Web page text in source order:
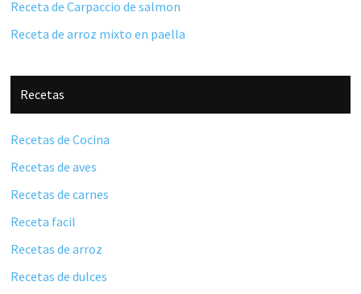
Receta de Carpaccio de salmon
Receta de arroz mixto en paella
Recetas
Recetas de Cocina
Recetas de aves
Recetas de carnes
Receta facil
Recetas de arroz
Recetas de dulces